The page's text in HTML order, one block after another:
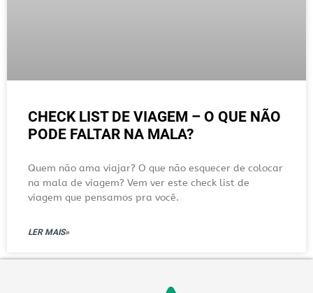
CHECK LIST DE VIAGEM – O QUE NÃO
PODE FALTAR NA MALA?
Quem não ama viajar? O que não esquecer de colocar
na mala de viagem? Vem ver este check list de
viagem que pensamos pra você.
LER MAIS»